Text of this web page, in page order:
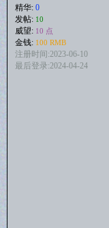
精华: 0
发帖: 10
威望: 10 点
金钱: 100 RMB
注册时间:2023-06-10
最后登录:2024-04-24